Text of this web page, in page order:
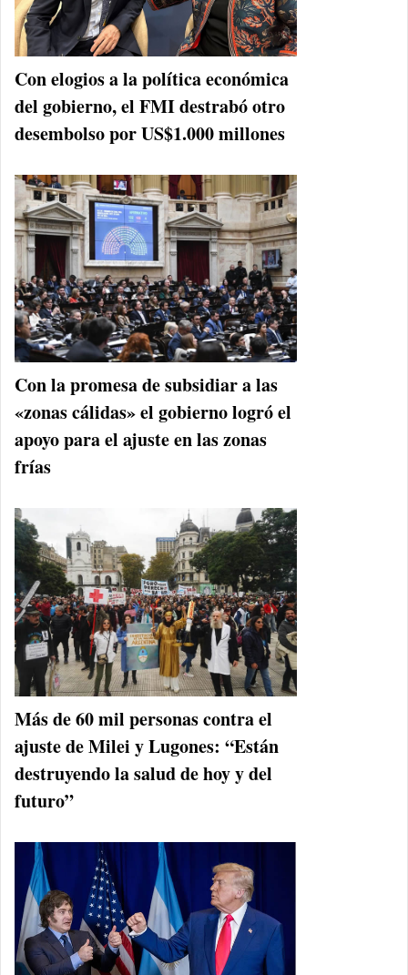
Con elogios a la política económica
del gobierno, el FMI destrabó otro
desembolso por US$1.000 millones
Con la promesa de subsidiar a las
«zonas cálidas» el gobierno logró el
apoyo para el ajuste en las zonas
frías
Más de 60 mil personas contra el
ajuste de Milei y Lugones: “Están
destruyendo la salud de hoy y del
futuro”